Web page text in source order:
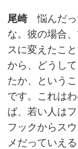
尾崎悩んだっ
な。彼の場合
スに変えたこ
から、どうし
たか、という
です。これは
ば、若い人は
フックからス
メだっていえ